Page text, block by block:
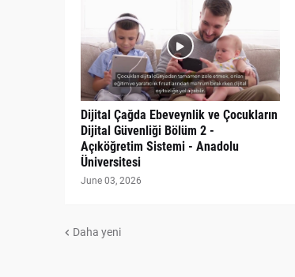
Dijital Çağda Ebeveynlik ve Çocukların
Dijital Güvenliği Bölüm 2 -
Açıköğretim Sistemi - Anadolu
Üniversitesi
June 03, 2026
Daha yeni